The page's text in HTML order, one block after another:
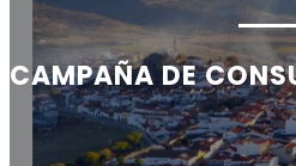
CAMPAÑA DE